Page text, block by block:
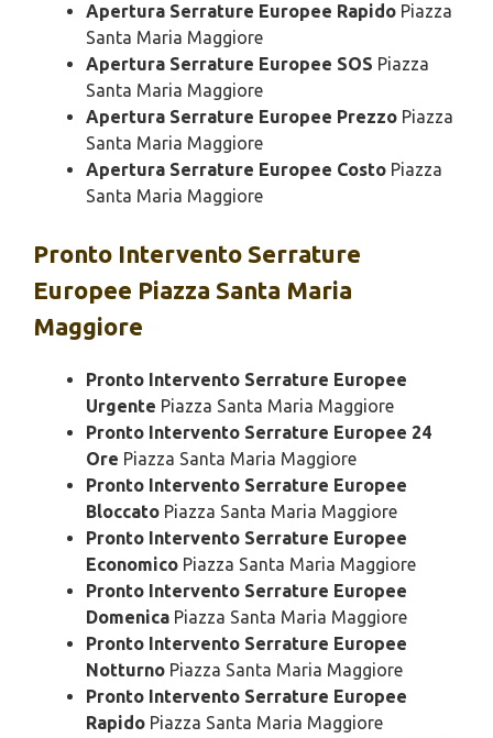
Apertura Serrature Europee Rapido Piazza
Santa Maria Maggiore
Apertura Serrature Europee SOS Piazza
Santa Maria Maggiore
Apertura Serrature Europee Prezzo Piazza
Santa Maria Maggiore
Apertura Serrature Europee Costo Piazza
Santa Maria Maggiore
Pronto Intervento Serrature
Europee Piazza Santa Maria
Maggiore
Pronto Intervento Serrature Europee
Urgente Piazza Santa Maria Maggiore
Pronto Intervento Serrature Europee 24
Ore Piazza Santa Maria Maggiore
Pronto Intervento Serrature Europee
Bloccato Piazza Santa Maria Maggiore
Pronto Intervento Serrature Europee
Economico Piazza Santa Maria Maggiore
Pronto Intervento Serrature Europee
Domenica Piazza Santa Maria Maggiore
Pronto Intervento Serrature Europee
Notturno Piazza Santa Maria Maggiore
Pronto Intervento Serrature Europee
Rapido Piazza Santa Maria Maggiore